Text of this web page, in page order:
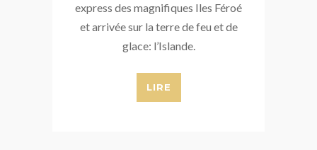
express des magnifiques Iles Féroé
et arrivée sur la terre de feu et de
glace: l’Islande.
LIRE